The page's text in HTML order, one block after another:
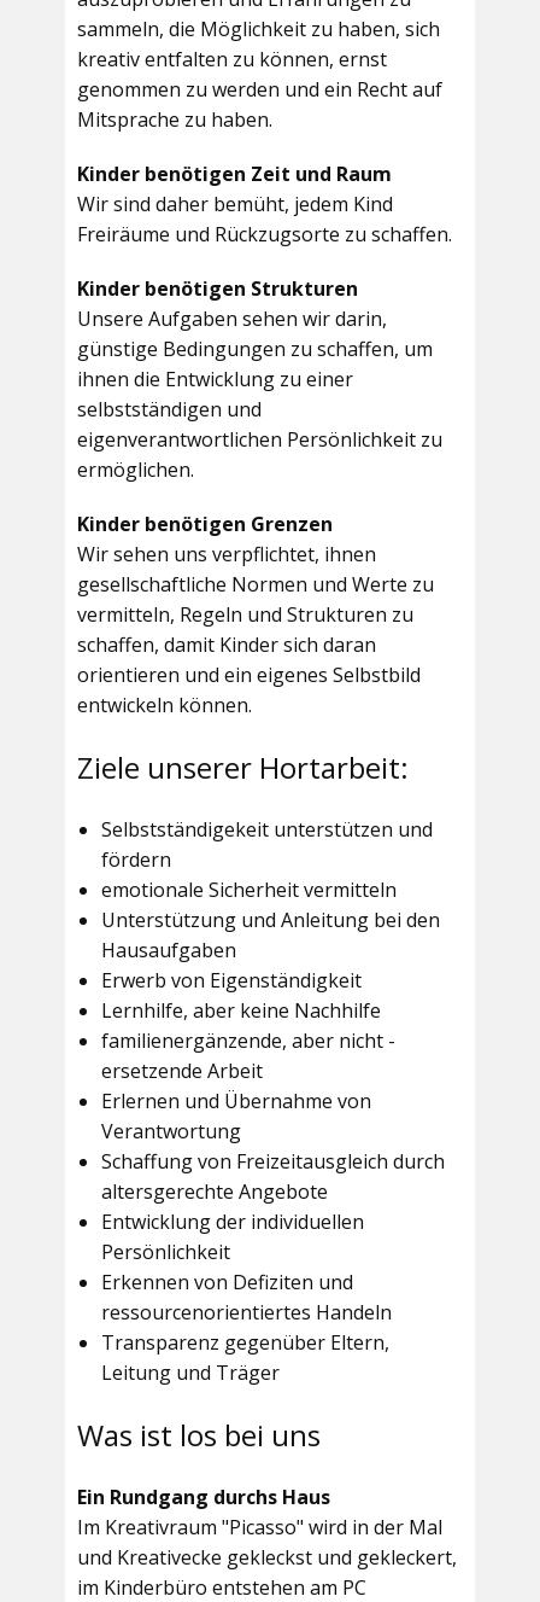
sammeln, die Möglichkeit zu haben, sich
kreativ entfalten zu können, ernst
genommen zu werden und ein Recht auf
Mitsprache zu haben.
Kinder benötigen Zeit und Raum
Wir sind daher bemüht, jedem Kind
Freiräume und Rückzugsorte zu schaffen.
Kinder benötigen Strukturen
Unsere Aufgaben sehen wir darin,
günstige Bedingungen zu schaffen, um
ihnen die Entwicklung zu einer
selbstständigen und
eigenverantwortlichen Persönlichkeit zu
ermöglichen.
Kinder benötigen Grenzen
Wir sehen uns verpflichtet, ihnen
gesellschaftliche Normen und Werte zu
vermitteln, Regeln und Strukturen zu
schaffen, damit Kinder sich daran
orientieren und ein eigenes Selbstbild
entwickeln können.
Ziele unserer Hortarbeit:
Selbstständigekeit unterstützen und
fördern
emotionale Sicherheit vermitteln
Unterstützung und Anleitung bei den
Hausaufgaben
Erwerb von Eigenständigkeit
Lernhilfe, aber keine Nachhilfe
familienergänzende, aber nicht -
ersetzende Arbeit
Erlernen und Übernahme von
Verantwortung
Schaffung von Freizeitausgleich durch
altersgerechte Angebote
Entwicklung der individuellen
Persönlichkeit
Erkennen von Defiziten und
ressourcenorientiertes Handeln
Transparenz gegenüber Eltern,
Leitung und Träger
Was ist los bei uns
Ein Rundgang durchs Haus
Im Kreativraum "Picasso" wird in der Mal
und Kreativecke gekleckst und gekleckert,
im Kinderbüro entstehen am PC